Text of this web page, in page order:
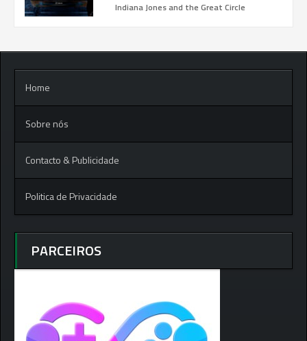
Indiana Jones and the Great Circle
Home
Sobre nós
Contacto & Publicidade
Politica de Privacidade
PARCEIROS